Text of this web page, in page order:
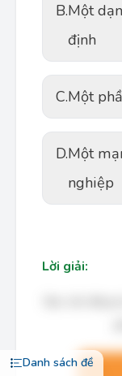
Danh sách đề
B.Một
định
C.Một
D.Một
nghiệp
Lời giải: